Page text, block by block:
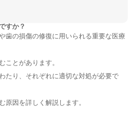
すか？
歯の損傷の修復に用いられる重要な医療
ことがあります。
たり、それぞれに適切な対処が必要で
原因を詳しく解説します。